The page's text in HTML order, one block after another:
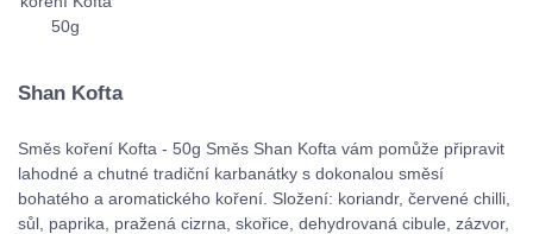
Shan Kofta
Směs koření Kofta - 50g Směs Shan Kofta vám pomůže připravit
lahodné a chutné tradiční karbanátky s dokonalou směsí
bohatého a aromatického koření. Složení: koriandr, červené chilli,
sůl, paprika, pražená cizrna, skořice, dehydrovaná cibule, zázvor,